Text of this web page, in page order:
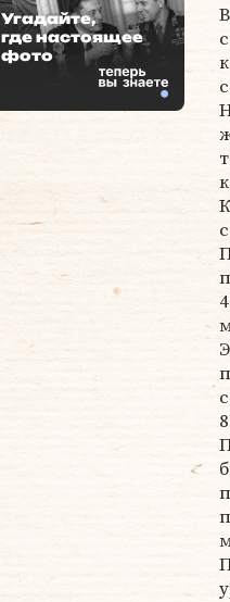
Угадайте,
где настоящее
фото